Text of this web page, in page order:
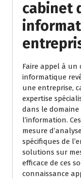
cabinet
Faire appel à un
informatique
une entreprise,
expertise
dans le
l’information.
mesure
spécifiques de
solutions sur
efficace de ces
connaissance